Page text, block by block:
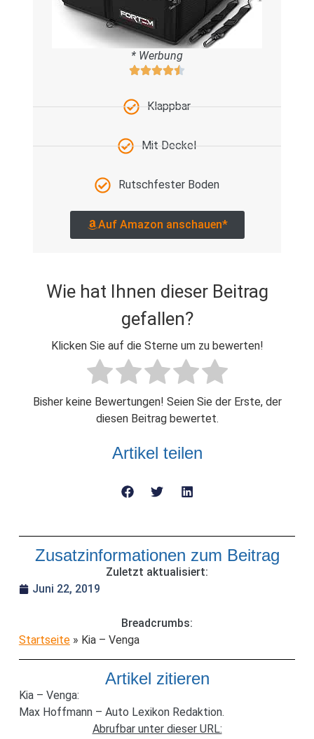
* Werbung
Klappbar
Mit Deckel
Rutschfester Boden
Auf Amazon anschauen*
Wie hat Ihnen dieser Beitrag
gefallen?
Klicken Sie auf die Sterne um zu bewerten!
Bisher keine Bewertungen! Seien Sie der Erste, der
diesen Beitrag bewertet.
Artikel teilen
Zusatzinformationen zum Beitrag
Zuletzt aktualisiert:
Juni 22, 2019
Breadcrumbs:
Startseite» Kia – Venga
Artikel zitieren
Kia – Venga:
Max Hoffmann – Auto Lexikon Redaktion.
Abrufbar unter dieser URL: